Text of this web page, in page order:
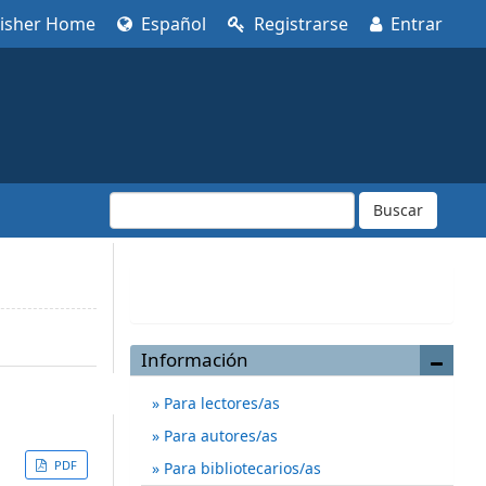
Home Español Registrarse Entrar
Buscar
PDF
Información
Para lectores/as
Para autores/as
Para bibliotecarios/as